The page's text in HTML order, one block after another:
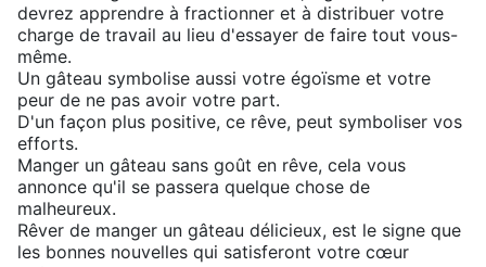
devrez apprendre à fractionner et à distribuer votre
charge de travail au lieu d'essayer de faire tout vous-
même.
Un gâteau symbolise aussi votre égoïsme et votre
peur de ne pas avoir votre part.
D'un façon plus positive, ce rêve, peut symboliser vos
efforts.
Manger un gâteau sans goût en rêve, cela vous
annonce qu'il se passera quelque chose de
malheureux.
Rêver de manger un gâteau délicieux, est le signe que
les bonnes nouvelles qui satisferont votre cœur